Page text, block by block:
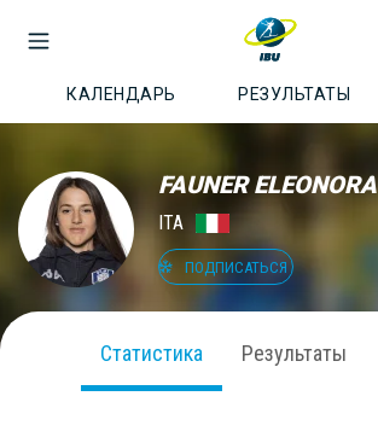
КАЛЕНДАРЬ РЕЗУЛЬТАТЫ
FAUNER ELEONORA
ITA
ПОДПИСАТЬСЯ
Статистика Результаты